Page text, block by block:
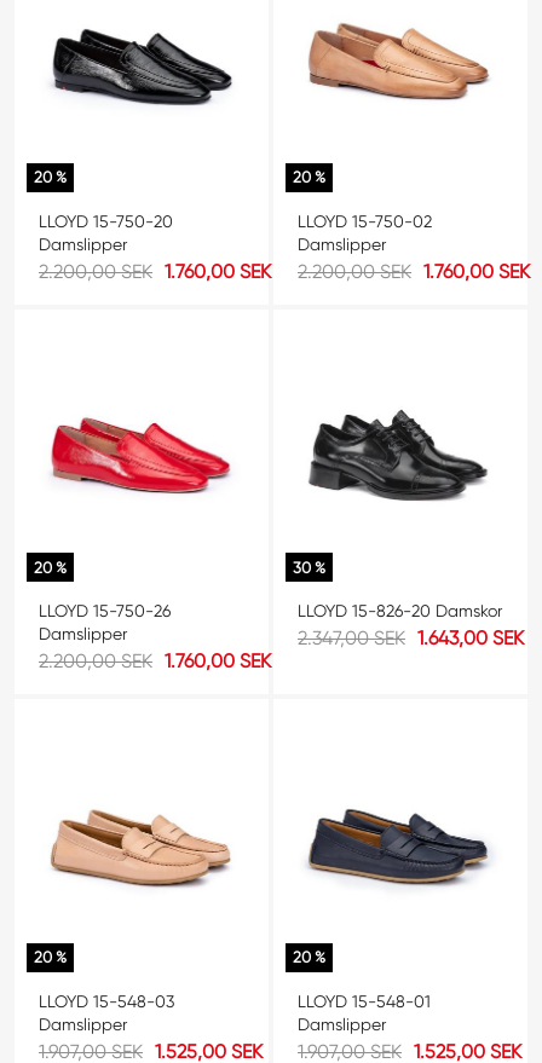
20 %
LLOYD 15-750-20
Damslipper
2.200,00 SEK 1.760,00 SEK
20 %
LLOYD 15-750-02
Damslipper
2.200,00 SEK 1.760,00 SEK
20 %
LLOYD 15-750-26
Damslipper
2.200,00 SEK 1.760,00 SEK
30 %
LLOYD 15-826-20 Damskor
2.347,00 SEK 1.643,00 SEK
20 %
LLOYD 15-548-03
Damslipper
1.907,00 SEK 1.525,00 SEK
20 %
LLOYD 15-548-01
Damslipper
1.907,00 SEK 1.525,00 SEK